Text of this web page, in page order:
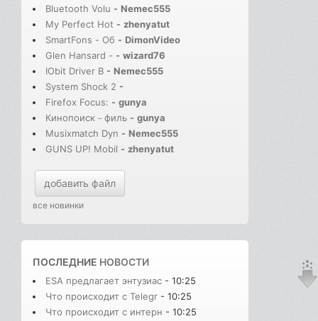
Bluetooth Volu - Nemec555
My Perfect Hot - zhenyatut
SmartFons - Об - DimonVideo
Glen Hansard - - wizard76
IObit Driver B - Nemec555
System Shock 2 -
Firefox Focus: - gunya
Кинопоиск－филь - gunya
Musixmatch Dyn - Nemec555
GUNS UP! Mobil - zhenyatut
добавить файл
все новинки
ПОСЛЕДНИЕ НОВОСТИ
ESA предлагает энтузиас - 10:25
Что происходит с Telegr - 10:25
Что происходит с интерн - 10:25